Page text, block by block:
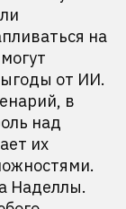
на
от ИИ.
в
над
их
Наделлы.